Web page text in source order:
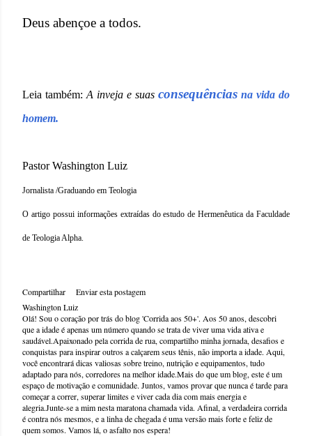
Deus abençoe a todos.
Leia também: A inveja e suas consequências na vida do
homem.
Pastor Washington Luiz
Jornalista /Graduando em Teologia
O artigo possui informações extraídas do estudo de Hermenêutica da Faculdade
de Teologia Alpha.
Compartilhar
Enviar esta postagem
Washington Luiz
Olá! Sou o coração por trás do blog 'Corrida aos 50+'. Aos 50 anos, descobri
que a idade é apenas um número quando se trata de viver uma vida ativa e
saudável.Apaixonado pela corrida de rua, compartilho minha jornada, desafios e
conquistas para inspirar outros a calçarem seus tênis, não importa a idade. Aqui,
você encontrará dicas valiosas sobre treino, nutrição e equipamentos, tudo
adaptado para nós, corredores na melhor idade.Mais do que um blog, este é um
espaço de motivação e comunidade. Juntos, vamos provar que nunca é tarde para
começar a correr, superar limites e viver cada dia com mais energia e
alegria.Junte-se a mim nesta maratona chamada vida. Afinal, a verdadeira corrida
é contra nós mesmos, e a linha de chegada é uma versão mais forte e feliz de
quem somos. Vamos lá, o asfalto nos espera!